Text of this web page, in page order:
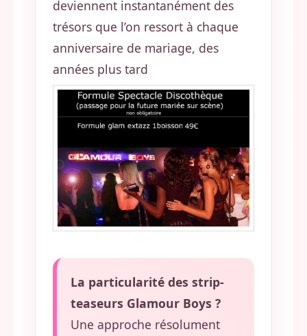
deviennent instantanément des
trésors que l’on ressort à chaque
anniversaire de mariage, des
années plus tard
La particularité des strip-
teaseurs Glamour Boys ?
Une approche résolument